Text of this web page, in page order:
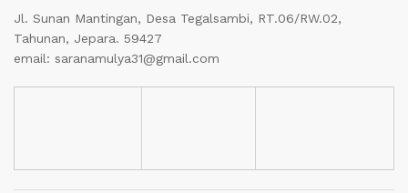
Jl. Sunan Mantingan, Desa Tegalsambi, RT.06/RW.02,
Tahunan, Jepara. 59427
email: saranamulya31@gmail.com